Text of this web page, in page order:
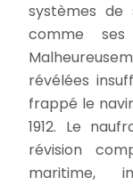
systèmes de
comme ses
révélées
frappé le
1912. Le
révision
maritime,